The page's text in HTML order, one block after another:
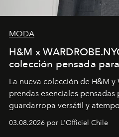
MODA
H&M x
colección pensada
La nueva colección de H&M y
prendas esenciales pensadas
guardarropa versátil y
la asesora creativa y jefa de
03.08.2026 por L'Officiel Chile